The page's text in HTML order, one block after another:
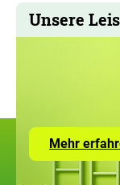
Unsere
Mehr